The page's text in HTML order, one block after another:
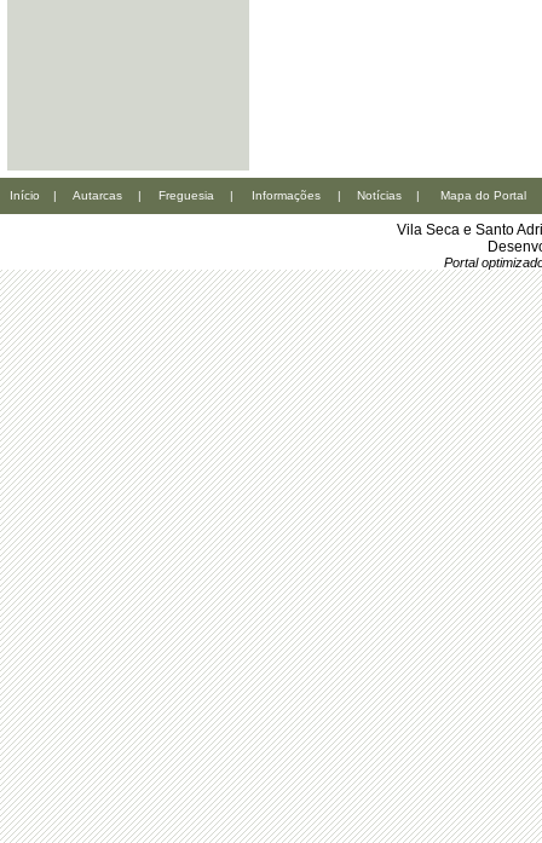
Início | Autarcas | Freguesia | Informações | Notícias | Mapa do Portal
Vila Seca e Santo
Portal